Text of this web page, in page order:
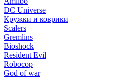
DC Universe
Кружки и коврики
Scalers
Gremlins
Bioshock
Resident Evil
Robocop
God of war